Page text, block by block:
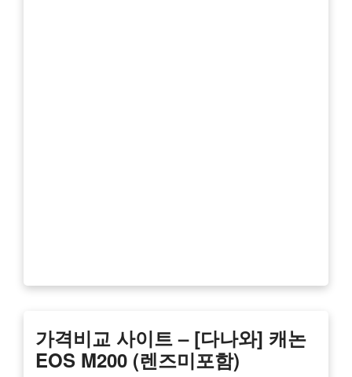
가격비교 사이트 – [다나와] 캐논
EOS M200 (렌즈미포함)